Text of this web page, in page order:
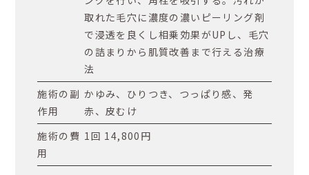
取れた毛穴に濃度の濃いピーリング剤
で浸透を良くし相乗効果がUPし、毛穴
の詰まりから肌質改善まで行える治療
法
施術の副
作用
かゆみ、ひりつき、つっぱり感、発
赤、皮むけ
施術の費
用
1回 14,800円